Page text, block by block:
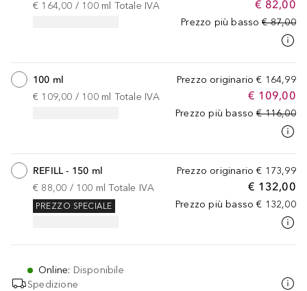
€ 82,00
Prezzo più basso € 87,00
€ 164,00 / 100 ml Totale IVA
Prezzo originario € 164,99
€ 109,00
Prezzo più basso € 116,00
100 ml
€ 109,00 / 100 ml Totale IVA
Prezzo originario € 173,99
€ 132,00
Prezzo più basso € 132,00
REFILL - 150 ml
€ 88,00 / 100 ml Totale IVA
PREZZO SPECIALE
Online: Disponibile
Spedizione